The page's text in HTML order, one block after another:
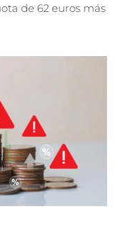
de 62 euros más